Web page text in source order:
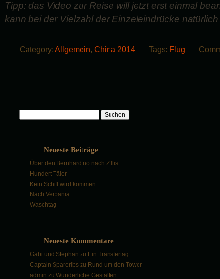
Tipp: das Video zur Reise will jetzt erst einmal
kann bei der Vielzahl der Einzeleindrücke
Category: Allgemein, China 2014 Tags: Flug
Suchen
nach:
Neueste Beiträge
Über den Bernhardino nach Zillis
Hundert Täler
Kein Schiff wird kommen
Nach Verbania
Waschtag
Neueste Kommentare
Gabi und Stephan zu Ein Transfertag
Captain Spareribs zu Rund um den Tower
admin zu Wunderliche Gestalten